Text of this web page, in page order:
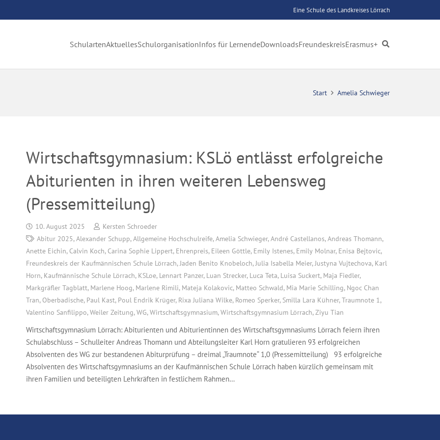
Eine Schule des Landkreises Lörrach
SchulartenAktuellesSchulorganisationInfos für LernendeDownloadsFreundeskreisErasmus+
Start Amelia Schwieger
Wirtschaftsgymnasium: KSLö entlässt erfolgreiche
Abiturienten in ihren weiteren Lebensweg
(Pressemitteilung)
10. August 2025
Kersten Schroeder
Abitur 2025,Alexander Schupp,Allgemeine Hochschulreife,Amelia Schwieger,André Castellanos,Andreas Thomann,
Anette Eichin, Calvin Koch, Carina Sophie Lippert, Ehrenpreis, Eileen Göttle, Emily Istenes, Emily Molnar, Enisa Bejtovic,
Freundeskreis der Kaufmännischen Schule Lörrach, Jaden Benito Knobeloch, Julia Isabella Meier, Justyna Vujtechova, Karl
Horn, Kaufmännische Schule Lörrach, KSLoe, Lennart Panzer, Luan Strecker, Luca Teta, Luisa Suckert, Maja Fiedler,
Markgräfler Tagblatt, Marlene Hoog, Marlene Rimili, Mateja Kolakovic, Matteo Schwald, Mia Marie Schilling, Ngoc Chan
Tran, Oberbadische, Paul Kast, Poul Endrik Krüger, Rixa Juliana Wilke, Romeo Sperker, Smilla Lara Kühner, Traumnote 1 ,
Valentino Sanfilippo, Weiler Zeitung, WG, Wirtschaftsgymnasium, Wirtschaftsgymnasium Lörrach, Ziyu Tian
Wirtschaftsgymnasium Lörrach: Abiturienten und Abiturientinnen des Wirtschaftsgymnasiums Lörrach feiern ihren
Schulabschluss – Schulleiter Andreas Thomann und Abteilungsleiter Karl Horn gratulieren 93 erfolgreichen
Absolventen des WG zur bestandenen Abiturprüfung – dreimal „Traumnote“ 1,0 (Pressemitteilung) 93 erfolgreiche
Absolventen des Wirtschaftsgymnasiums an der Kaufmännischen Schule Lörrach haben kürzlich gemeinsam mit
ihren Familien und beteiligten Lehrkräften in festlichem Rahmen…